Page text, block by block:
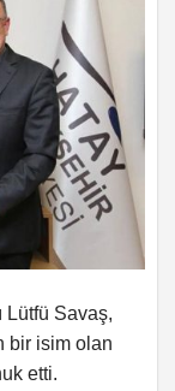
Lütfü Savaş,
bir isim olan
etti.